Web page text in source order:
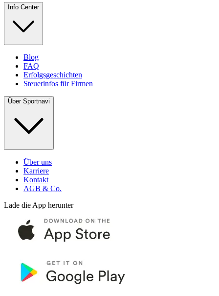
Info Center
Blog
FAQ
Erfolgsgeschichten
Steuerinfos für Firmen
Über Sportnavi
Über uns
Karriere
Kontakt
AGB & Co.
Lade die App herunter